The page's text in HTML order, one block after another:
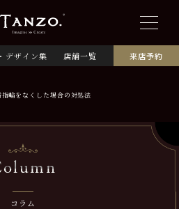
デザイン集 店舗一覧 来店予約
指輪をなくした場合の対処法
コラム